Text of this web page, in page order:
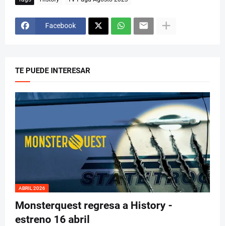
Facebook
TE PUEDE INTERESAR
ABRIL 2026
Monsterquest regresa a History -
estreno 16 abril